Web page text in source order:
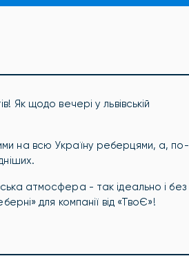
Як щодо вечері у львівській
на всю Україну реберцями, а, по-
атмосфера - так ідеально і без
для компанії від «ТвоЄ»!